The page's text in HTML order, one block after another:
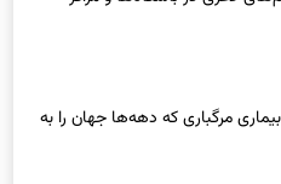
مرگباری که دهه‌ها جهان را به